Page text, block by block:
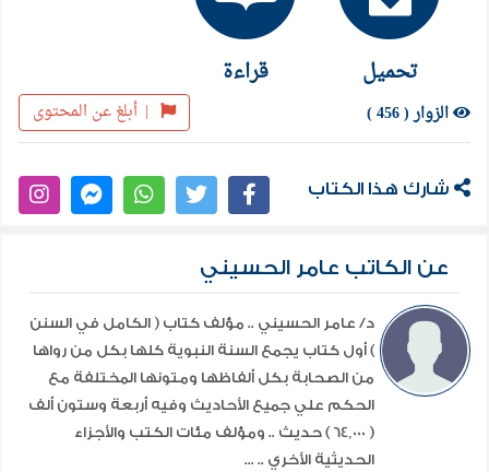
تحميل قراءة
| أبلغ عن المحتوى الزوار ( 456 )
شارك هذا الكتاب
عن الكاتب عامر الحسيني
د/ عامر الحسيني .. مؤلف كتاب ( الكامل في السنن
) أول كتاب يجمع السنة النبوية كلها بكل من رواها
من الصحابة بكل ألفاظها ومتونها المختلفة مع
الحكم علي جميع الأحاديث وفيه أربعة وستون ألف
( 64,000 ) حديث .. ومؤلف مئات الكتب والأجزاء
الحديثية الأخري .. ...